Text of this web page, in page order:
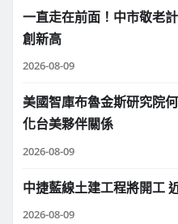
一直走在前面！中市敬老
創新高
2026-08-09
美國智庫布魯金斯研究院
化台美夥伴關係
2026-08-09
中捷藍線土建工程將開工
2026-08-09